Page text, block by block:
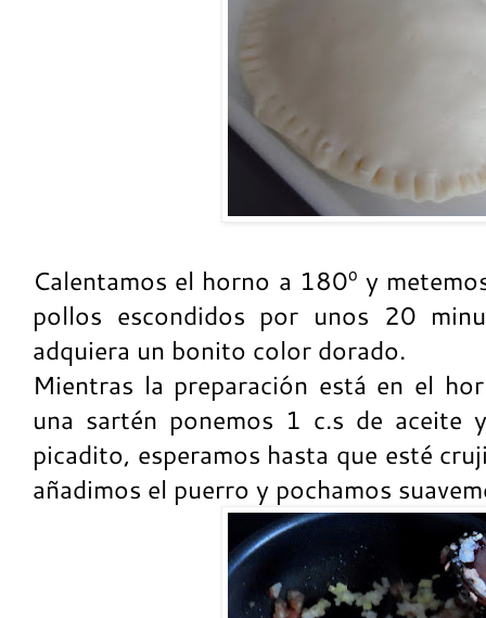
Calentamos el horno a 180º y
pollos escondidos por unos 20
adquiera un bonito color dorado.
Mientras la preparación está en el
una sartén ponemos 1 c.s de aceite
picadito, esperamos hasta que esté
añadimos el puerro y pochamos